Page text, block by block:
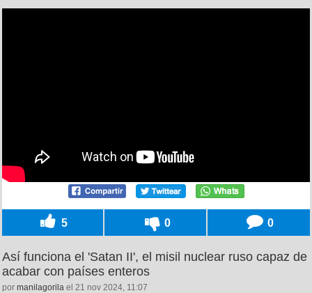
5 0 0
Así funciona el 'Satan II', el misil nuclear ruso capaz de
acabar con países enteros
por manilagorila el 21 nov 2024, 11:07